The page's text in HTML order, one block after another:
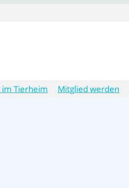
Tierheim Mitglied werden